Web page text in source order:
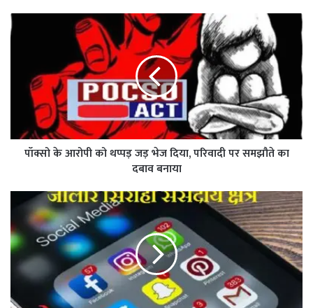
पॉक्सो के आरोपी को थप्पड़ जड़ भेज दिया, परिवादी पर समझौते का
दबाव बनाया